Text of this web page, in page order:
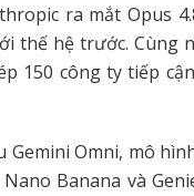
ra mắt Opus
thế hệ trước. Cùng
150 công ty tiếp
Gemini Omni, mô
Banana và